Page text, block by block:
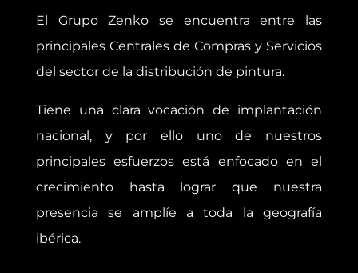
El Grupo Zenko se encuentra entre las
principales Centrales de Compras y Servicios
del sector de la distribución de pintura.
Tiene una clara vocación de implantación
nacional, y por ello uno de nuestros
principales esfuerzos está enfocado en el
crecimiento hasta lograr que nuestra
presencia se amplíe a toda la geografía
ibérica.